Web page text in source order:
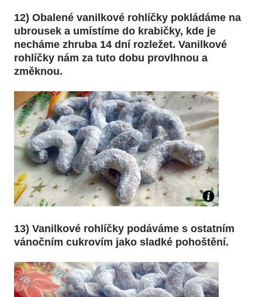
12) Obalené vanilkové rohlíčky pokládáme na
ubrousek a umístíme do krabičky, kde je
necháme zhruba 14 dní rozležet. Vanilkové
rohlíčky nám za tuto dobu provlhnou a
změknou.
13) Vanilkové rohlíčky podáváme s ostatním
vánočním cukrovím jako sladké pohoštění.